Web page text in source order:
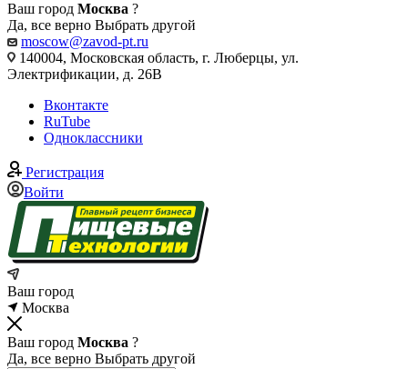
Ваш город Москва ?
Да, все верно Выбрать другой
moscow@zavod-pt.ru
140004, Московская область, г. Люберцы, ул.
Электрификации, д. 26В
Вконтакте
RuTube
Одноклассники
Регистрация
Войти
Ваш город
Москва
Ваш город Москва ?
Да, все верно Выбрать другой